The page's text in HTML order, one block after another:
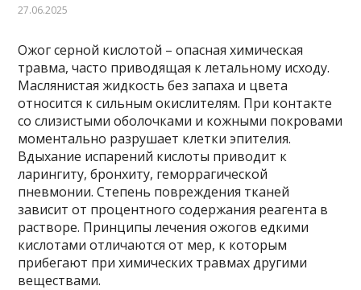
27.06.2025
Ожог серной кислотой – опасная химическая
травма, часто приводящая к летальному исходу.
Маслянистая жидкость без запаха и цвета
относится к сильным окислителям. При контакте
со слизистыми оболочками и кожными покровами
моментально разрушает клетки эпителия.
Вдыхание испарений кислоты приводит к
ларингиту, бронхиту, геморрагической
пневмонии. Степень повреждения тканей
зависит от процентного содержания реагента в
растворе. Принципы лечения ожогов едкими
кислотами отличаются от мер, к которым
прибегают при химических травмах другими
веществами.